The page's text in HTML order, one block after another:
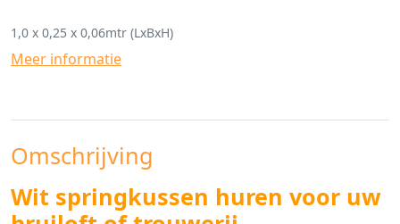
Omschrijving
Wit springkussen huren voor uw
1,0 x 0,25 x 0,06mtr (LxBxH)
Meer informatie